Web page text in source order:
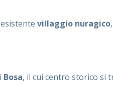
villaggio nuragico
Bosa, il cui centro storico si